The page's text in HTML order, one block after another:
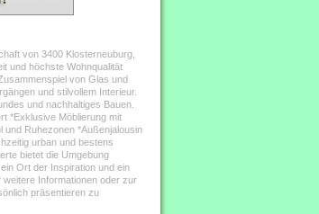
von 3400 Klosterneuburg,
und höchste Wohnqualität
von Glas und
und stilvollem Interieur.
und nachhaltiges Bauen.
*Exklusive Möblierung mit
und Ruhezonen *Außenjalousin
urban und bestens
bietet die Umgebung
Ort der Inspiration und ein
Informationen oder zur
präsentieren zu